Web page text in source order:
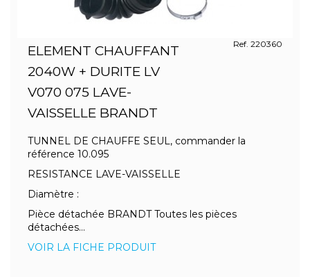
ELEMENT CHAUFFANT
2040W + DURITE LV
V070 075 LAVE-
VAISSELLE BRANDT
Ref. 220360
TUNNEL DE CHAUFFE SEUL, commander la
référence 10.095
RESISTANCE LAVE-VAISSELLE
Diamètre :
Pièce détachée BRANDT Toutes les pièces
détachées...
VOIR LA FICHE PRODUIT